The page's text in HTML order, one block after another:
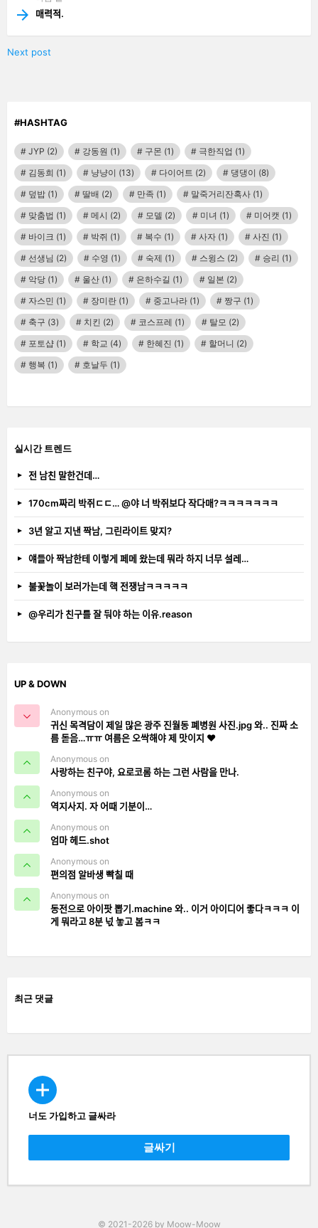
매력적.
Next post
#HASHTAG
JYP (2) 강동원 (1) 구몬 (1) 극한직업 (1)
김동희 (1) 냥냥이 (13) 다이어트 (2) 댕댕이 (8)
덮밥 (1) 딸배 (2) 만족 (1) 말죽거리잔혹사 (1)
맞춤법 (1) 메시 (2) 모델 (2) 미녀 (1) 미어캣 (1)
바이크 (1) 박쥐 (1) 복수 (1) 사자 (1) 사진 (1)
선생님 (2) 수영 (1) 숙제 (1) 스윙스 (2) 승리 (1)
악당 (1) 울산 (1) 은하수길 (1) 일본 (2)
자스민 (1) 장미란 (1) 중고나라 (1) 짱구 (1)
축구 (3) 치킨 (2) 코스프레 (1) 탈모 (2)
포토샵 (1) 학교 (4) 한혜진 (1) 할머니 (2)
행복 (1) 호날두 (1)
실시간 트렌드
전 남친 말한건데…
170cm짜리 박쥐ㄷㄷ… @야 너 박쥐보다 작다매?ㅋㅋㅋㅋㅋㅋㅋ
3년 알고 지낸 짝남, 그린라이트 맞지?
얘들아 짝남한테 이렇게 페메 왔는데 뭐라 하지 너무 설레…
불꽃놀이 보러가는데 핵 전쟁남ㅋㅋㅋㅋㅋ
@우리가 친구를 잘 둬야 하는 이유.reason
UP & DOWN
Anonymous on
귀신 목격담이 제일 많은 광주 진월동 폐병원 사진.jpg 와.. 진짜 소
름 돋음…ㅠㅠ 여름은 오싹해야 제 맛이지 ❤️
Anonymous on
사랑하는 친구야, 요로코롬 하는 그런 사람을 만나.
Anonymous on
역지사지. 자 어때 기분이…
Anonymous on
엄마 헤드.shot
Anonymous on
편의점 알바생 빡칠 때
Anonymous on
동전으로 아이팟 뽑기.machine 와.. 이거 아이디어 좋다ㅋㅋㅋ 이
게 뭐라고 8분 넋 놓고 봄ㅋㅋ
최근 댓글
CREATE
너도 가입하고 글싸라
글싸기
© 2021-2026 by Moow-Moow